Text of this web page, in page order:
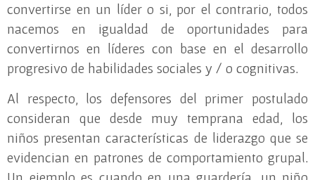
convertirse en un líder o si, por el contrario, todos
nacemos en igualdad de oportunidades para
convertirnos en líderes con base en el desarrollo
progresivo de habilidades sociales y / o cognitivas.
Al respecto, los defensores del primer postulado
consideran que desde muy temprana edad, los
niños presentan características de liderazgo que se
evidencian en patrones de comportamiento grupal.